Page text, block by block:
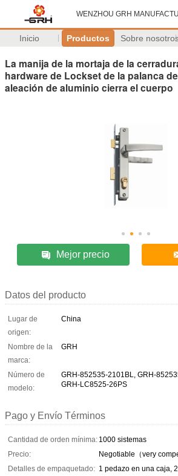
WENZHOU GRH
Inicio Productos Sobre
La manija de la mortaja de la
hardware de Lockset de la palanca
aleación de aluminio cierra el cuerpo
Mejor precio
Datos del producto
Lugar de
origen:
China
Nombre de la
marca:
GRH
Número de
modelo:
GRH-852535-2101BL, GRH-
GRH-LC8525-26PS
Pago y Envío Términos
Cantidad de orden mínima: 1000 sistemas
Precio:
Negotiable（very
Detalles de empaquetado: 1 pedazo en una caja,